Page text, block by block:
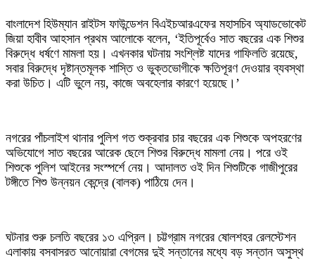
‎বাংলাদেশ হিউম্যান রাইটস ফাউন্ডেশন বিএইচআরএফের মহাসচিব অ্যাডভোকেট
জিয়া হাবীব আহসান প্রথম আলোকে বলেন, ‘ইতিপূর্বেও সাত বছরের এক শিশুর
বিরুদ্ধে ধর্ষণে মামলা হয়। এখনকার ঘটনায় সংশ্লিষ্ট যাদের গাফিলতি রয়েছে,
সবার বিরুদ্ধে দৃষ্টান্তমূলক শাস্তি ও ভুক্তভোগীকে ক্ষতিপূরণ দেওয়ার ব্যবস্থা
করা উচিত। এটি ভুলে নয়, কাজে অবহেলার কারণে হয়েছে।’
‎নগরের পাঁচলাইশ থানার পুলিশ গত শুক্রবার চার বছরের এক শিশুকে অপহরণের
অভিযোগে সাত বছরের আরেক ছেলে শিশুর বিরুদ্ধে মামলা নেয়। পরে ওই
শিশুকে পুলিশ আইনের সংস্পর্শে নেয়। আদালত ওই দিন শিশুটিকে গাজীপুরের
টঙ্গীতে শিশু উন্নয়ন কেন্দ্রে (বালক) পাঠিয়ে দেন।
‎ঘটনার শুরু চলতি বছরের ১৩ এপ্রিল। চট্টগ্রাম নগরের ষোলশহর রেলস্টেশন
এলাকায় বসবাসরত আনোয়ারা বেগমের দুই সন্তানের মধ্যে বড় সন্তান অসুস্থ